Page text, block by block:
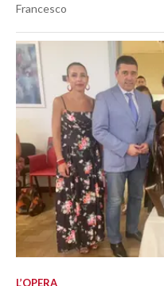
Francesco
L’OPERA